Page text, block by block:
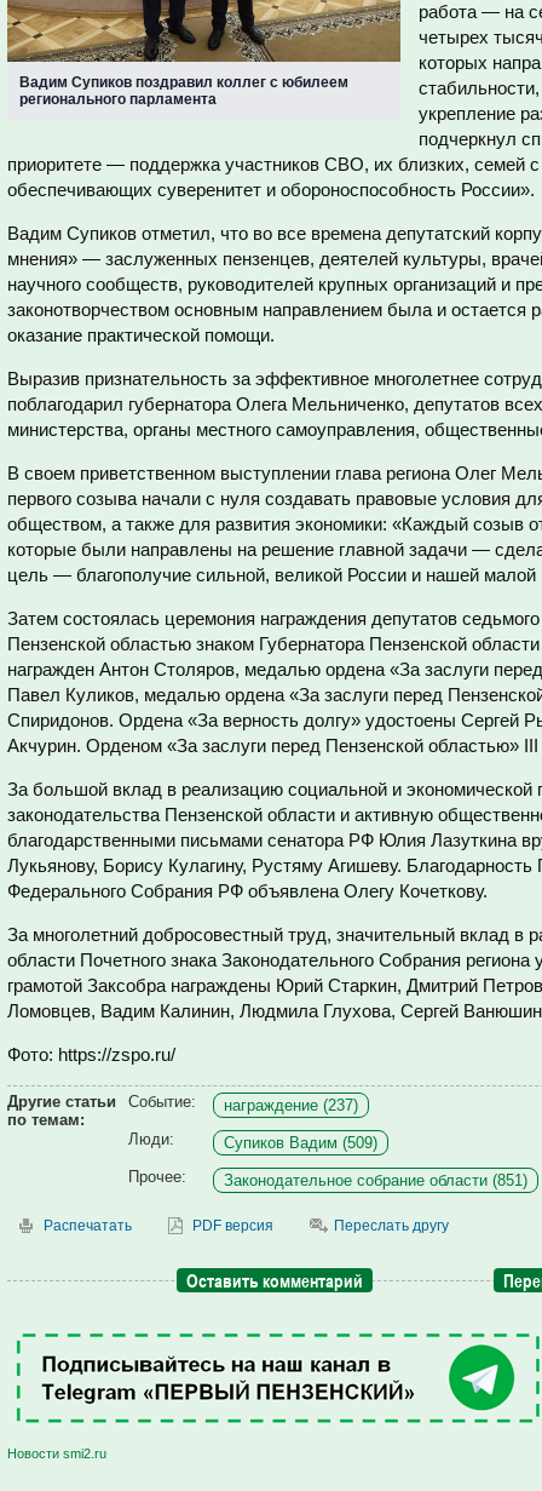
Вадим Супиков поздравил коллег с юбилеем
регионального парламента
работа — на
четырех
которых
укрепление
подчеркнул
приоритете — поддержка участников СВО, их близких, семей
обеспечивающих суверенитет и обороноспособность России».
Вадим Супиков отметил, что во все времена депутатский
мнения» — заслуженных пензенцев, деятелей культуры,
научного сообществ, руководителей крупных организаций и
законотворчеством основным направлением была и остается
оказание практической помощи.
Выразив признательность за эффективное многолетнее
поблагодарил губернатора Олега Мельниченко, депутатов
министерства, органы местного самоуправления,
В своем приветственном выступлении глава региона Олег
первого созыва начали с нуля создавать правовые условия
обществом, а также для развития экономики: «Каждый созыв
которые были направлены на решение главной задачи —
цель — благополучие сильной, великой России и нашей
Затем состоялась церемония награждения депутатов
Пензенской областью знаком Губернатора Пензенской
награжден Антон Столяров, медалью ордена «За заслуги
Павел Куликов, медалью ордена «За заслуги перед
Спиридонов. Ордена «За верность долгу» удостоены Сергей
Акчурин. Орденом «За заслуги перед Пензенской областью»
За большой вклад в реализацию социальной и экономической
законодательства Пензенской области и активную
благодарственными письмами сенатора РФ Юлия Лазуткина
Лукьянову, Борису Кулагину, Рустяму Агишеву.
Федерального Собрания РФ объявлена Олегу Кочеткову.
За многолетний добросовестный труд, значительный вклад в
области Почетного знака Законодательного Собрания
грамотой Заксобра награждены Юрий Старкин, Дмитрий
Ломовцев, Вадим Калинин, Людмила Глухова, Сергей
Фото: https://zspo.ru/
Другие статьи
по темам:
Событие:
награждение (237)
Люди:
Супиков Вадим (509)
Прочее:
Законодательное собрание области (851)
Распечатать PDF версия Переслать другу
Оставить комментарий
Новости smi2.ru